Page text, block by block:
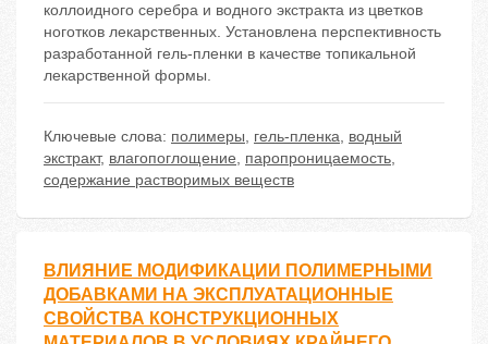
коллоидного серебра и водного экстракта из цветков
ноготков лекарственных. Установлена перспективность
разработанной гель-пленки в качестве топикальной
лекарственной формы.
Ключевые слова: полимеры, гель-пленка, водный
экстракт, влагопоглощение, паропроницаемость,
содержание растворимых веществ
ВЛИЯНИЕ МОДИФИКАЦИИ ПОЛИМЕРНЫМИ
ДОБАВКАМИ НА ЭКСПЛУАТАЦИОННЫЕ
СВОЙСТВА КОНСТРУКЦИОННЫХ